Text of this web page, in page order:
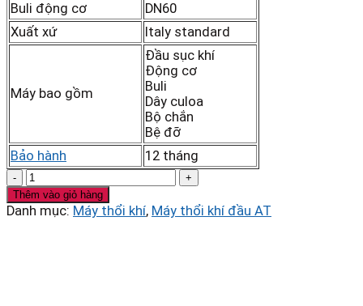
Buli động cơ
DN60
Xuất xứ
Italy standard
Máy bao gồm
Đầu sục khí
Động cơ
Buli
Dây culoa
Bộ chắn
Bệ đỡ
Bảo hành
12 tháng
Đầu
sục
khí
Veratti
Thêm vào giỏ hàng
Danh mục: Máy thổi khí, Máy thổi khí đầu AT